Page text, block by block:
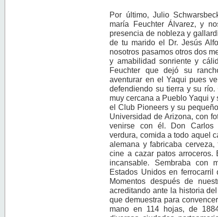
Por último, Julio
maría Feuchter Álvarez, y
presencia de nobleza y
de tu marido el Dr. Jesús
nosotros pasamos otros dos
y amabilidad sonriente y
Feuchter que dejó su
aventurar en el Yaqui pues
defendiendo su tierra y su
muy cercana a Pueblo Yaqui
el Club Pioneers y su
Universidad de Arizona, con
venirse con él. Don Carlos
verdura, comida a todo aquel
alemana y fabricaba
cine a cazar patos
incansable. Sembraba con
Estados Unidos en
Momentos después de
acreditando ante la historia
que demuestra para
mano en 114 hojas, de